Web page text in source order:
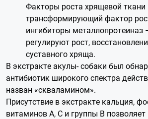
Факторы роста хрящевой ткани
трансформирующий фактор
ингибиторы металлопротеиназ
регулируют рост,
суставного хряща.
В экстракте акулы- собаки был
антибиотик широкого спектра
назван «скваламином».
Присутствие в экстракте кальция,
витаминов A, C и группы B